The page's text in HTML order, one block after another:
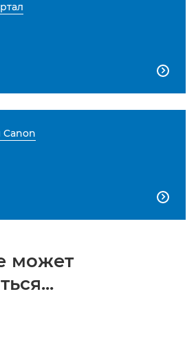


может